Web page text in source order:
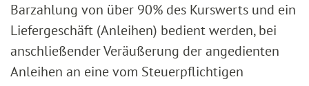
Barzahlung von über 90% des Kurswerts und ein
Liefergeschäft (Anleihen) bedient werden, bei
anschließender Veräußerung der angedienten
Anleihen an eine vom Steuerpflichtigen